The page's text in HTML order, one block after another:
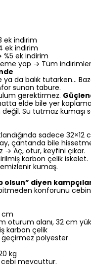
ek indirim
ek indirim
ek indirim
yap → Tüm
da balık tutarken…
sunan tabure.
gerektirmez.
elde bile yer
Su tutmaz kumaşı
sadece 32×12
çantanda bile
Aç, otur, keyfini çıkar.
karbon çelik iskelet.
kumaş.
olsun” diyen
konforunu
cm
oturum alanı, 32 cm
karbon çelik
geçirmez polyester
kg
cebi mevcuttur.